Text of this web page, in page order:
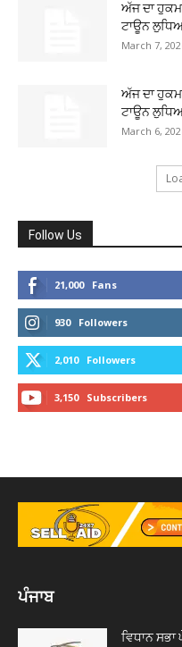
ਅੱਜ ਦਾ
ਟਾਊਨ
March 7,
ਅੱਜ ਦਾ
ਟਾਊਨ
March 6,
Follow Us
21,000 Fans
930 Followers
2,010 Followers
3,150 Subscribers
ਪੰਜਾਬ
ਵਿਧਾਨ